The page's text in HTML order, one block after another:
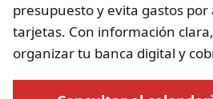
presupuesto y evita gastos
tarjetas. Con información
organizar tu banca digital y